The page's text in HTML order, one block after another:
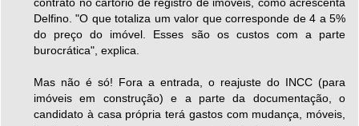
Delfino. "O que totaliza um valor que corresponde de 4 a 5%
do preço do imóvel. Esses são os custos com a parte
burocrática", explica.
Mas não é só! Fora a entrada, o reajuste do INCC (para
imóveis em construção) e a parte da documentação, o
candidato à casa própria terá gastos com mudança, móveis,